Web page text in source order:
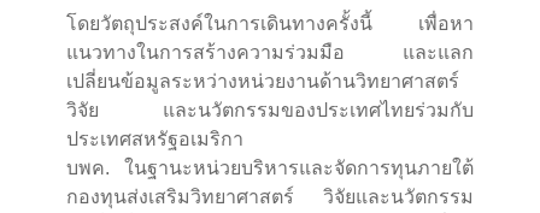
โดยวัตถุประสงค์ในการเดินทางครั้งนี้ เพื่อหา
แนวทางในการสร้างความร่วมมือ และแลก
เปลี่ยนข้อมูลระหว่างหน่วยงานด้านวิทยาศาสตร์
วิจัย และนวัตกรรมของประเทศไทยร่วมกับ
ประเทศสหรัฐอเมริกา
บพค. ในฐานะหน่วยบริหารและจัดการทุนภายใต้
กองทุนส่งเสริมวิทยาศาสตร์ วิจัยและนวัตกรรม